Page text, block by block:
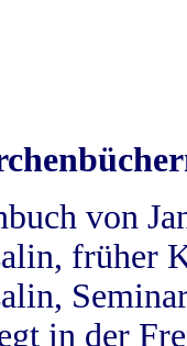
von
früher
in der